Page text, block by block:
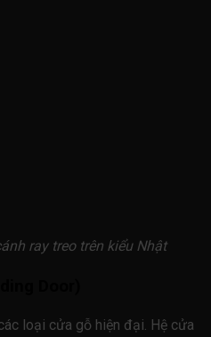
ray treo trên kiểu Nhật
loại cửa gỗ hiện đại. Hệ cửa